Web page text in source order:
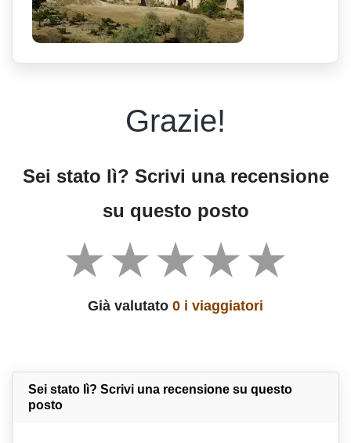
Grazie!
Sei stato lì? Scrivi una recensione
su questo posto
Già valutato 0 i viaggiatori
Sei stato lì? Scrivi una recensione su questo
posto